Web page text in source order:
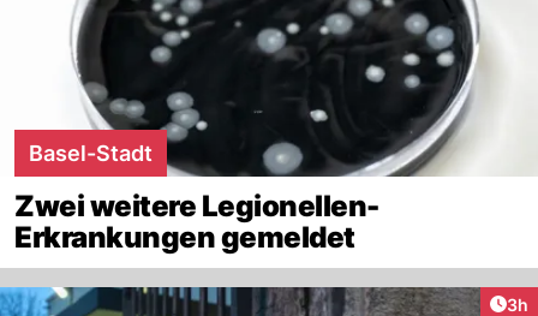
Basel-Stadt
Zwei weitere Legionellen-
Erkrankungen gemeldet
3h